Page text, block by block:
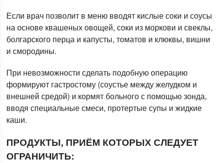
Если врач позволит в меню вводят кислые соки и соусы
на основе квашеных овощей, соки из моркови и свеклы,
болгарского перца и капусты, томатов и клюквы, вишни
и смородины.
При невозможности сделать подобную операцию
формируют гастростому (соустье между желудком и
внешней средой) и кормят больного с помощью зонда,
вводя специальные смеси, протертые супы и жидкие
каши.
ПРОДУКТЫ, ПРИЁМ КОТОРЫХ СЛЕДУЕТ
ОГРАНИЧИТЬ: